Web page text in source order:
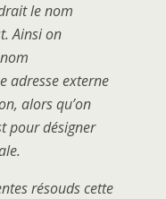
le nom
Ainsi on
adresse externe
alors qu’on
pour désigner
résouds cette